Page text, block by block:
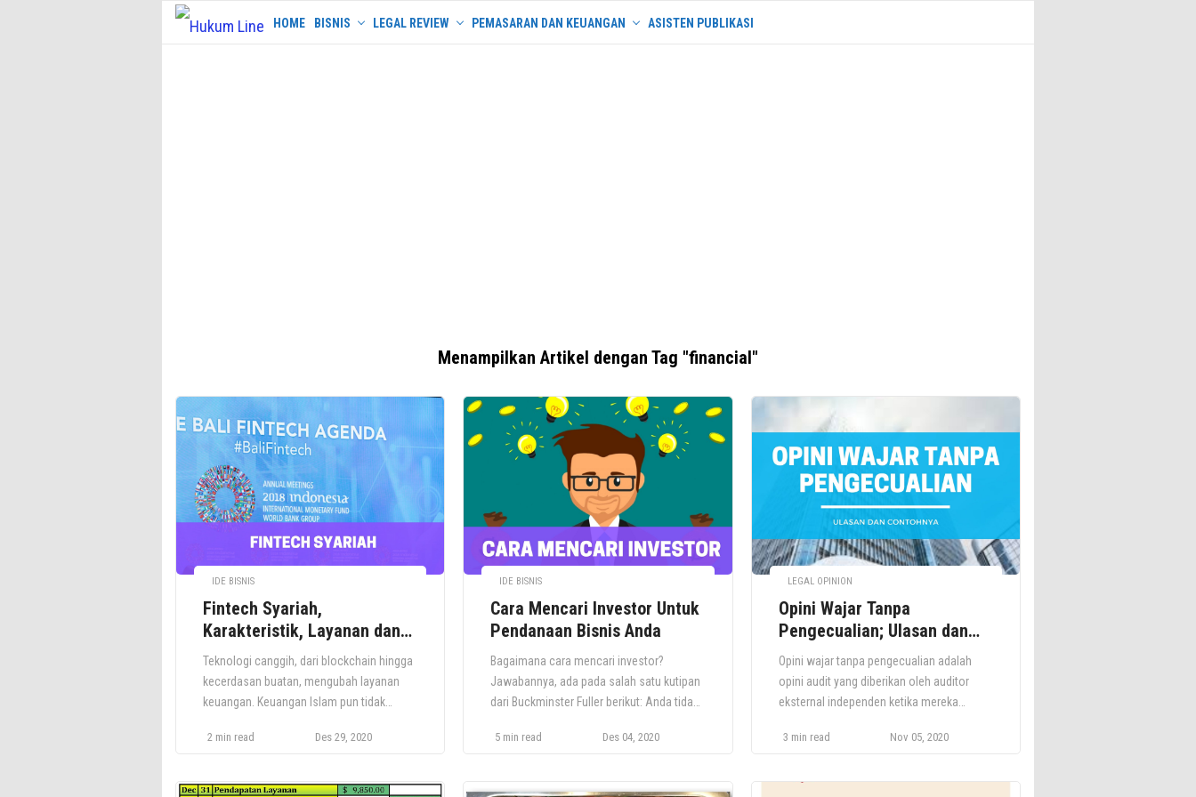
Skip
HOME BISNIS LEGAL REVIEW PEMASARAN DAN KEUANGAN ASISTEN PUBLIKASI
Menampilkan Artikel dengan Tag "financial"
IDE BISNIS
Fintech Syariah,
Karakteristik, Layanan dan
Contohnya
Teknologi canggih, dari blockchain hingga
kecerdasan buatan, mengubah layanan
keuangan. Keuangan Islam pun tidak
di negara-negara Islam dan non-Islam,
dari jutaan pemuda Muslim dan
2 min read Des 29, 2020
IDE BISNIS
Cara Mencari Investor Untuk
Pendanaan Bisnis Anda
Bagaimana cara mencari investor?
Jawabannya, ada pada salah satu kutipan
dari Buckminster Fuller berikut: Anda tidak
melawan realitas yang ada. Untuk
5 min read Des 04, 2020
LEGAL OPINION
Opini Wajar Tanpa
Pengecualian; Ulasan dan
Contohnya
Opini wajar tanpa pengecualian adalah
opini audit yang diberikan oleh auditor
eksternal independen ketika mereka
klien tidak mengandung salah saji
memberikan opini wajar tanpa
3 min read Nov 05, 2020